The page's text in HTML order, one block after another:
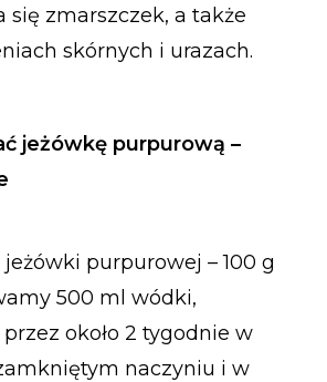
się zmarszczek, a także
skórnych i urazach.
jeżówkę purpurową –
purpurowej – 100 g
500 ml wódki,
około 2 tygodnie w
naczyniu i w